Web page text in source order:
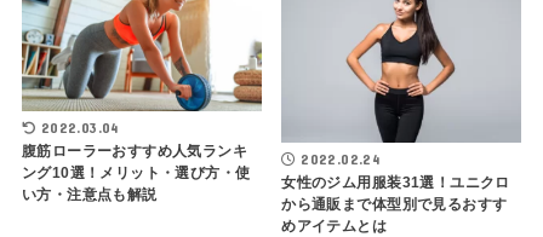
2022.03.04
腹筋ローラーおすすめ人気ランキ
ング10選！メリット・選び方・使
い方・注意点も解説
2022.02.24
女性のジム用服装31選！ユニクロ
から通販まで体型別で見るおすす
めアイテムとは